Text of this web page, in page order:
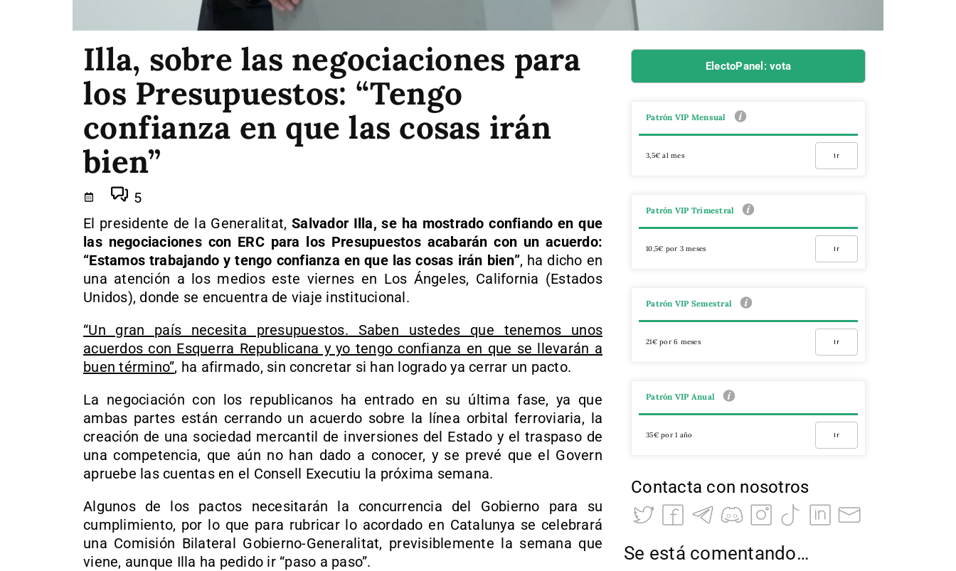
Illa, sobre las negociaciones para
los Presupuestos: “Tengo
confianza en que las cosas irán
bien”
5
El presidente de la Generalitat,Salvador Illa, se ha mostrado confiando en que
las negociaciones con ERC para los Presupuestos acabarán con un acuerdo:
“Estamos trabajando y tengo confianza en que las cosas irán bien”, ha dicho en
una atención a los medios este viernes en Los Ángeles, California (Estados
Unidos), donde se encuentra de viaje institucional.
“Un gran país necesita presupuestos. Saben ustedes que tenemos unos
acuerdos con Esquerra Republicana y yo tengo confianza en que se llevarán a
buen término”, ha afirmado, sin concretar si han logrado ya cerrar un pacto.
La negociación con los republicanos ha entrado en su última fase, ya que
ambas partes están cerrando un acuerdo sobre la línea orbital ferroviaria, la
creación de una sociedad mercantil de inversiones del Estado y el traspaso de
una competencia, que aún no han dado a conocer, y se prevé que el Govern
apruebe las cuentas en el Consell Executiu la próxima semana.
Algunos de los pactos necesitarán la concurrencia del Gobierno para su
cumplimiento, por lo que para rubricar lo acordado en Catalunya se celebrará
una Comisión Bilateral Gobierno-Generalitat, previsiblemente la semana que
viene, aunque Illa ha pedido ir “paso a paso”.
ElectoPanel: vota
Patrón VIP Mensual
3,5€ al mes Ir
Patrón VIP Trimestral
10,5€ por 3 meses Ir
Patrón VIP Semestral
21€ por 6 meses Ir
Patrón VIP Anual
35€ por 1 año Ir
Contacta con nosotros
Se está comentando…